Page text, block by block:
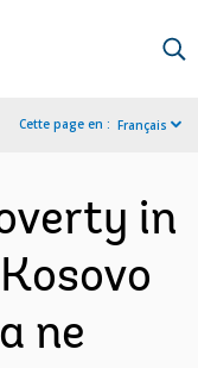
Cette page en : Français
in
ne